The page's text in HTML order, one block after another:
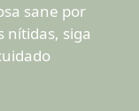
sane por
nítidas, siga